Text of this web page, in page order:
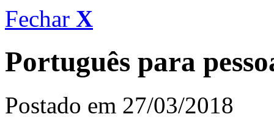
Fechar X
Português para
Postado em 27/03/2018